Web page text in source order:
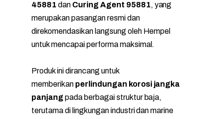
45881 dan Curing Agent 95881, yang
merupakan pasangan resmi dan
direkomendasikan langsung oleh Hempel
untuk mencapai performa maksimal.
Produk ini dirancang untuk
memberikan perlindungan korosi jangka
panjangpada berbagai struktur baja,
terutama di lingkungan industri dan marine